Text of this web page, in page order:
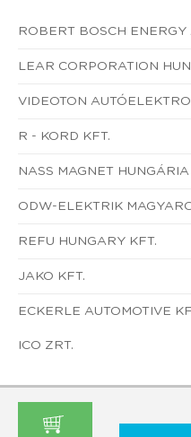
ROBERT BOSCH ENERGY
LEAR CORPORATION
VIDEOTON
R - KORD KFT.
NASS MAGNET HUNGÁRIA
ODW-ELEKTRIK
REFU HUNGARY KFT.
JAKO KFT.
ECKERLE AUTOMOTIVE
ICO ZRT.